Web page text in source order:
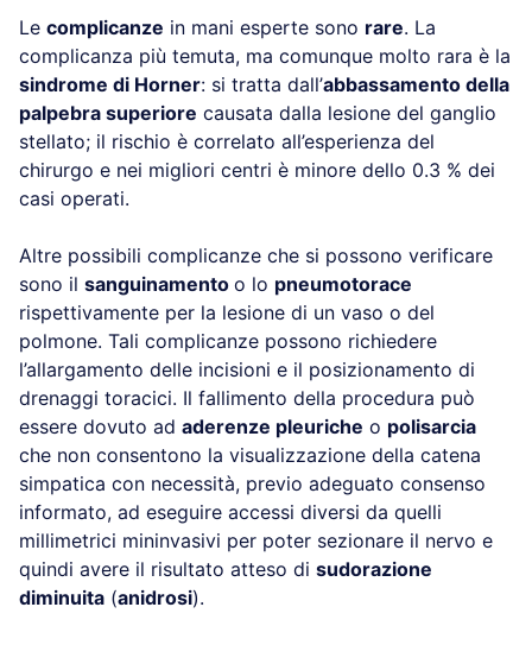
Le complicanze in mani esperte sono rare. La
complicanza più temuta, ma comunque molto rara è la
sindrome di Horner: si tratta dall’abbassamento della
palpebra superiore causata dalla lesione del ganglio
stellato; il rischio è correlato all’esperienza del
chirurgo e nei migliori centri è minore dello 0.3 % dei
casi operati.
Altre possibili complicanze che si possono verificare
sono il sanguinamento o lo pneumotorace
rispettivamente per la lesione di un vaso o del
polmone. Tali complicanze possono richiedere
l’allargamento delle incisioni e il posizionamento di
drenaggi toracici. Il fallimento della procedura può
essere dovuto ad aderenze pleuriche o polisarcia
che non consentono la visualizzazione della catena
simpatica con necessità, previo adeguato consenso
informato, ad eseguire accessi diversi da quelli
millimetrici mininvasivi per poter sezionare il nervo e
quindi avere il risultato atteso di sudorazione
diminuita (anidrosi).